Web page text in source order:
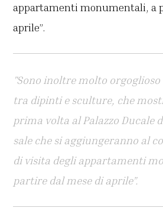
appartamenti monumentali, a
aprile”.
"Sono inoltre molto orgoglioso
tra dipinti e sculture, che
prima volta al Palazzo Ducale
sale che si aggiungeranno al
di visita degli appartamenti
partire dal mese di aprile”.